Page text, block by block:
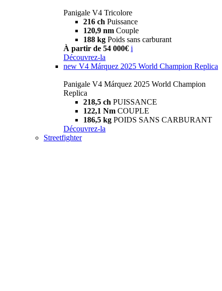
Panigale V4 Tricolore
216 ch Puissance
120,9 nm Couple
188 kg Poids sans carburant
À partir de 54 000€ i
Découvrez-la
new V4 Márquez 2025 World Champion Replica
Panigale V4 Márquez 2025 World Champion
Replica
218,5 ch PUISSANCE
122,1 Nm COUPLE
186,5 kg POIDS SANS CARBURANT
Découvrez-la
Streetfighter